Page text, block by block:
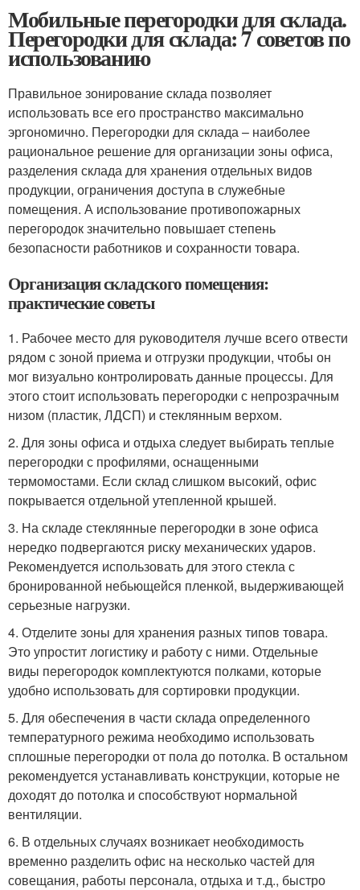
Мобильные перегородки для склада.
Перегородки для склада: 7 советов по
использованию
Правильное зонирование склада позволяет
использовать все его пространство максимально
эргономично. Перегородки для склада – наиболее
рациональное решение для организации зоны офиса,
разделения склада для хранения отдельных видов
продукции, ограничения доступа в служебные
помещения. А использование противопожарных
перегородок значительно повышает степень
безопасности работников и сохранности товара.
Организация складского помещения:
практические советы
1. Рабочее место для руководителя лучше всего отвести
рядом с зоной приема и отгрузки продукции, чтобы он
мог визуально контролировать данные процессы. Для
этого стоит использовать перегородки с непрозрачным
низом (пластик, ЛДСП) и стеклянным верхом.
2. Для зоны офиса и отдыха следует выбирать теплые
перегородки с профилями, оснащенными
термомостами. Если склад слишком высокий, офис
покрывается отдельной утепленной крышей.
3. На складе стеклянные перегородки в зоне офиса
нередко подвергаются риску механических ударов.
Рекомендуется использовать для этого стекла с
бронированной небьющейся пленкой, выдерживающей
серьезные нагрузки.
4. Отделите зоны для хранения разных типов товара.
Это упростит логистику и работу с ними. Отдельные
виды перегородок комплектуются полками, которые
удобно использовать для сортировки продукции.
5. Для обеспечения в части склада определенного
температурного режима необходимо использовать
сплошные перегородки от пола до потолка. В остальном
рекомендуется устанавливать конструкции, которые не
доходят до потолка и способствуют нормальной
вентиляции.
6. В отдельных случаях возникает необходимость
временно разделить офис на несколько частей для
совещания, работы персонала, отдыха и т.д., быстро